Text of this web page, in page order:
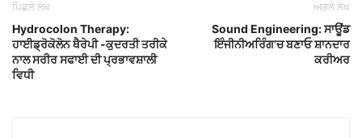
ਪਿਛਲੇ ਲੇਖ
Hydrocolon Therapy:
ਹਾਈਡ੍ਰੋਕੋਲੋਨ ਥੈਰੇਪੀ -ਕੁਦਰਤੀ ਤਰੀਕੇ
ਨਾਲ ਸਰੀਰ ਸਫਾਈ ਦੀ ਪ੍ਰਭਾਵਸ਼ਾਲੀ
ਵਿਧੀ
ਅਗਲੇ ਲੇਖ
Sound Engineering: ਸਾਊਂਡ
ਇੰਜੀਨੀਅਰਿੰਗ’ਚ ਬਣਾਓ ਸ਼ਾਨਦਾਰ
ਕਰੀਅਰ